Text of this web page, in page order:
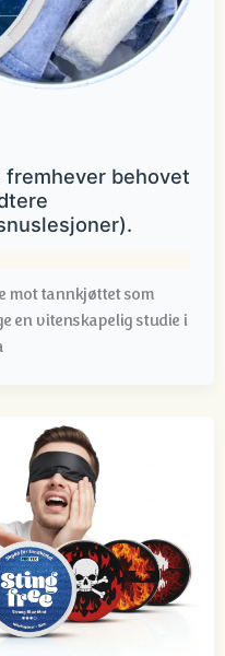
behovet
mot tannkjøttet som
en vitenskapelig studie i